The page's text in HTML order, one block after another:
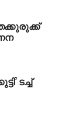
ടച്ച്